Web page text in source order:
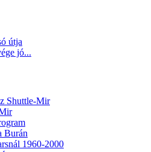
útja
jó...
Shuttle-Mir
Burán
1960-2000